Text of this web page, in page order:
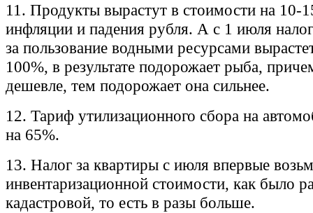
11. Продукты вырастут в стоимости на 10-
инфляции и падения рубля. А с 1 июля
за пользование водными ресурсами
100%, в результате подорожает рыба,
дешевле, тем подорожает она сильнее.
12. Тариф утилизационного сбора на
на 65%.
13. Налог за квартиры с июля впервые
инвентаризационной стоимости, как было
кадастровой, то есть в разы больше.